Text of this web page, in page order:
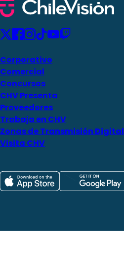
Corporativo
Comercial
Concursos
CHV Presenta
Proveedores
Trabaja en CHV
Zonas de Transmisión Digital
Visita CHV